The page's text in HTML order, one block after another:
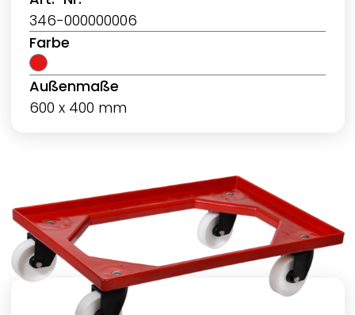
346-000000006
Farbe
Außenmaße
600 x 400 mm